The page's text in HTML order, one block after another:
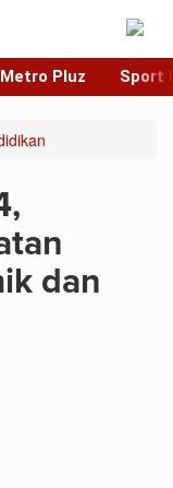
Metro Pluz Sport
dan